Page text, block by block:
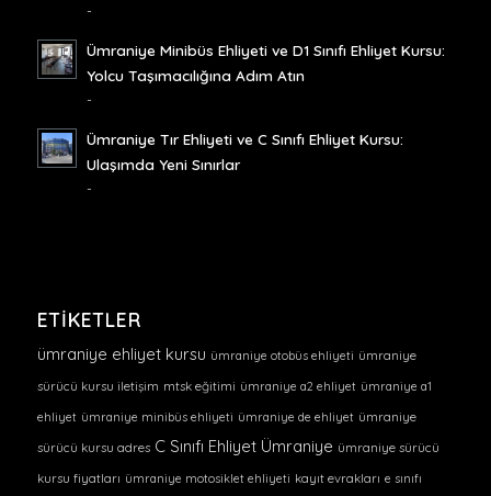
-
Ümraniye Minibüs Ehliyeti ve D1 Sınıfı Ehliyet Kursu:
Yolcu Taşımacılığına Adım Atın
-
Ümraniye Tır Ehliyeti ve C Sınıfı Ehliyet Kursu:
Ulaşımda Yeni Sınırlar
-
ETIKETLER
ümraniye ehliyet kursu ümraniye otobüs ehliyeti ümraniye
sürücü kursu iletişim mtsk eğitimi ümraniye a2 ehliyet ümraniye a1
ehliyet ümraniye minibüs ehliyeti ümraniye de ehliyet ümraniye
sürücü kursu adres C Sınıfı Ehliyet Ümraniye ümraniye sürücü
kursu fiyatları ümraniye motosiklet ehliyeti kayıt evrakları e sınıfı